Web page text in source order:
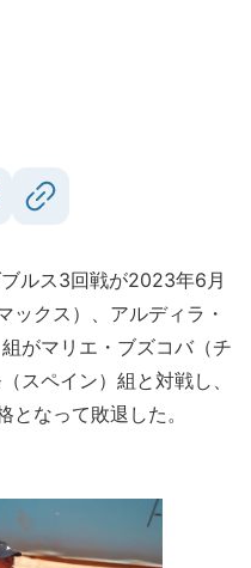
ルス3回戦が2023年6月
ックス）、アルディラ・
がマリエ・ブズコバ（チ
スペイン）組と対戦し、
なって敗退した。